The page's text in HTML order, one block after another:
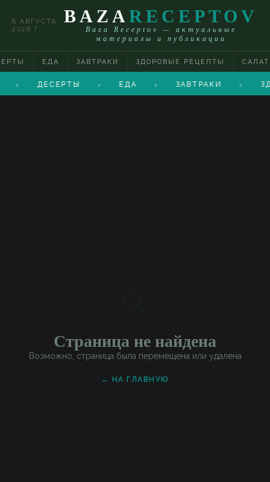
8 АВГУСТА
2026 Г.
BAZA RECEPTOV
Baza Receptov — актуальные
материалы и публикации
ЕДА ЗАВТРАКИ ЗДОРОВЫЕ РЕЦЕПТЫ
> ДЕСЕРТЫ > ЕДА > ЗАВТРАКИ >
Страница не найдена
Возможно, страница была перемещена или удалена
← НА ГЛАВНУЮ